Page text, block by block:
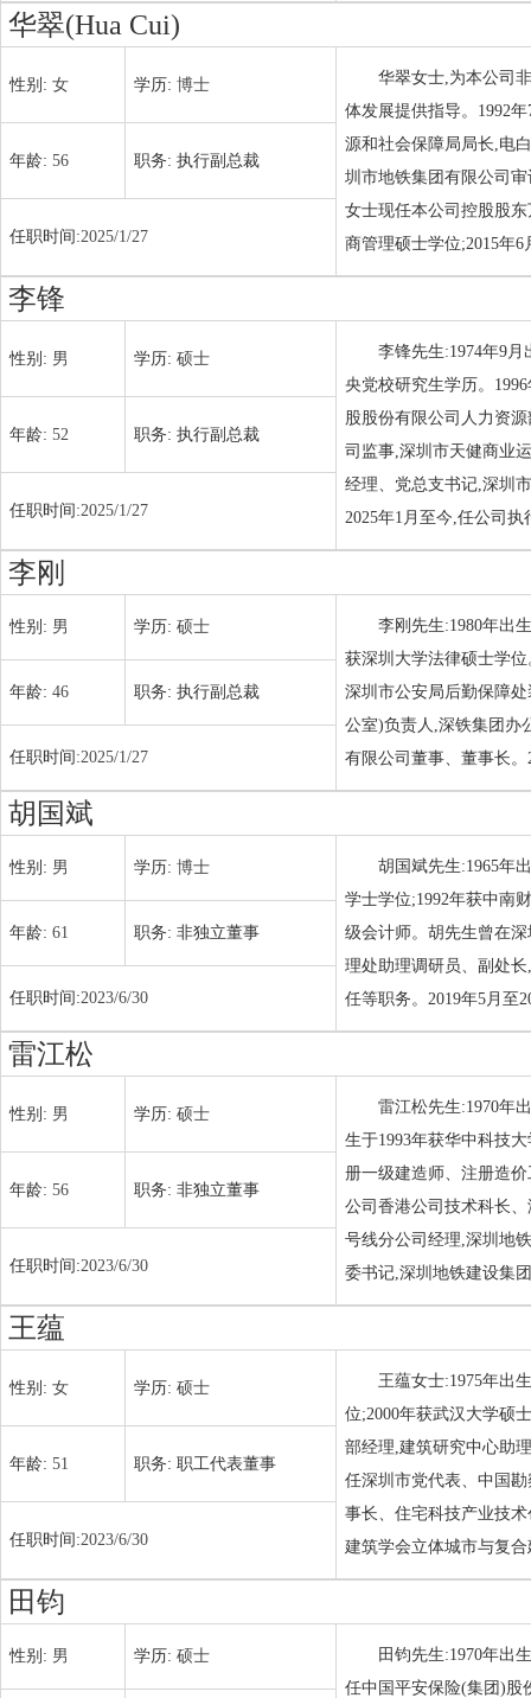
华翠(Hua Cui)
性别: 女 学历: 博士
华翠女士,为本公司
体发展提供指导。1992
源和社会保障局局长,电
圳市地铁集团有限公司
女士现任本公司控股股
商管理硕士学位;2015年
年龄: 56 职务: 执行副总裁
任职时间:2025/1/27
李锋
性别: 男 学历: 硕士
李锋先生:1974年9
央党校研究生学历。
股股份有限公司人力资
司监事,深圳市天健商业
经理、党总支书记,深圳
2025年1月至今,任公司执
年龄: 52 职务: 执行副总裁
任职时间:2025/1/27
李刚
性别: 男 学历: 硕士
李刚先生:1980年出
获深圳大学法律硕士学
深圳市公安局后勤保障
公室)负责人,深铁集团办
有限公司董事、董事长
年龄: 46 职务: 执行副总裁
任职时间:2025/1/27
胡国斌
性别: 男 学历: 博士
胡国斌先生:1965年
学士学位;1992年获中南
级会计师。胡先生曾在
理处助理调研员、副处
任等职务。2019年5月至
年龄: 61 职务: 非独立董事
任职时间:2023/6/30
雷江松
性别: 男 学历: 硕士
雷江松先生:1970年
生于1993年获华中科技
册一级建造师、注册造
公司香港公司技术科长
号线分公司经理,深圳地
委书记,深圳地铁建设集
年龄: 56 职务: 非独立董事
任职时间:2023/6/30
王蕴
性别: 女 学历: 硕士
王蕴女士:1975年出
位;2000年获武汉大学硕
部经理,建筑研究中心助
任深圳市党代表、中国
事长、住宅科技产业技
建筑学会立体城市与复
年龄: 51 职务: 职工代表董事
任职时间:2023/6/30
田钧
性别: 男 学历: 硕士
田钧先生:1970年出
任中国平安保险(集团)股